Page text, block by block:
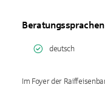
Beratungssprachen
deutsch
Im Foyer der